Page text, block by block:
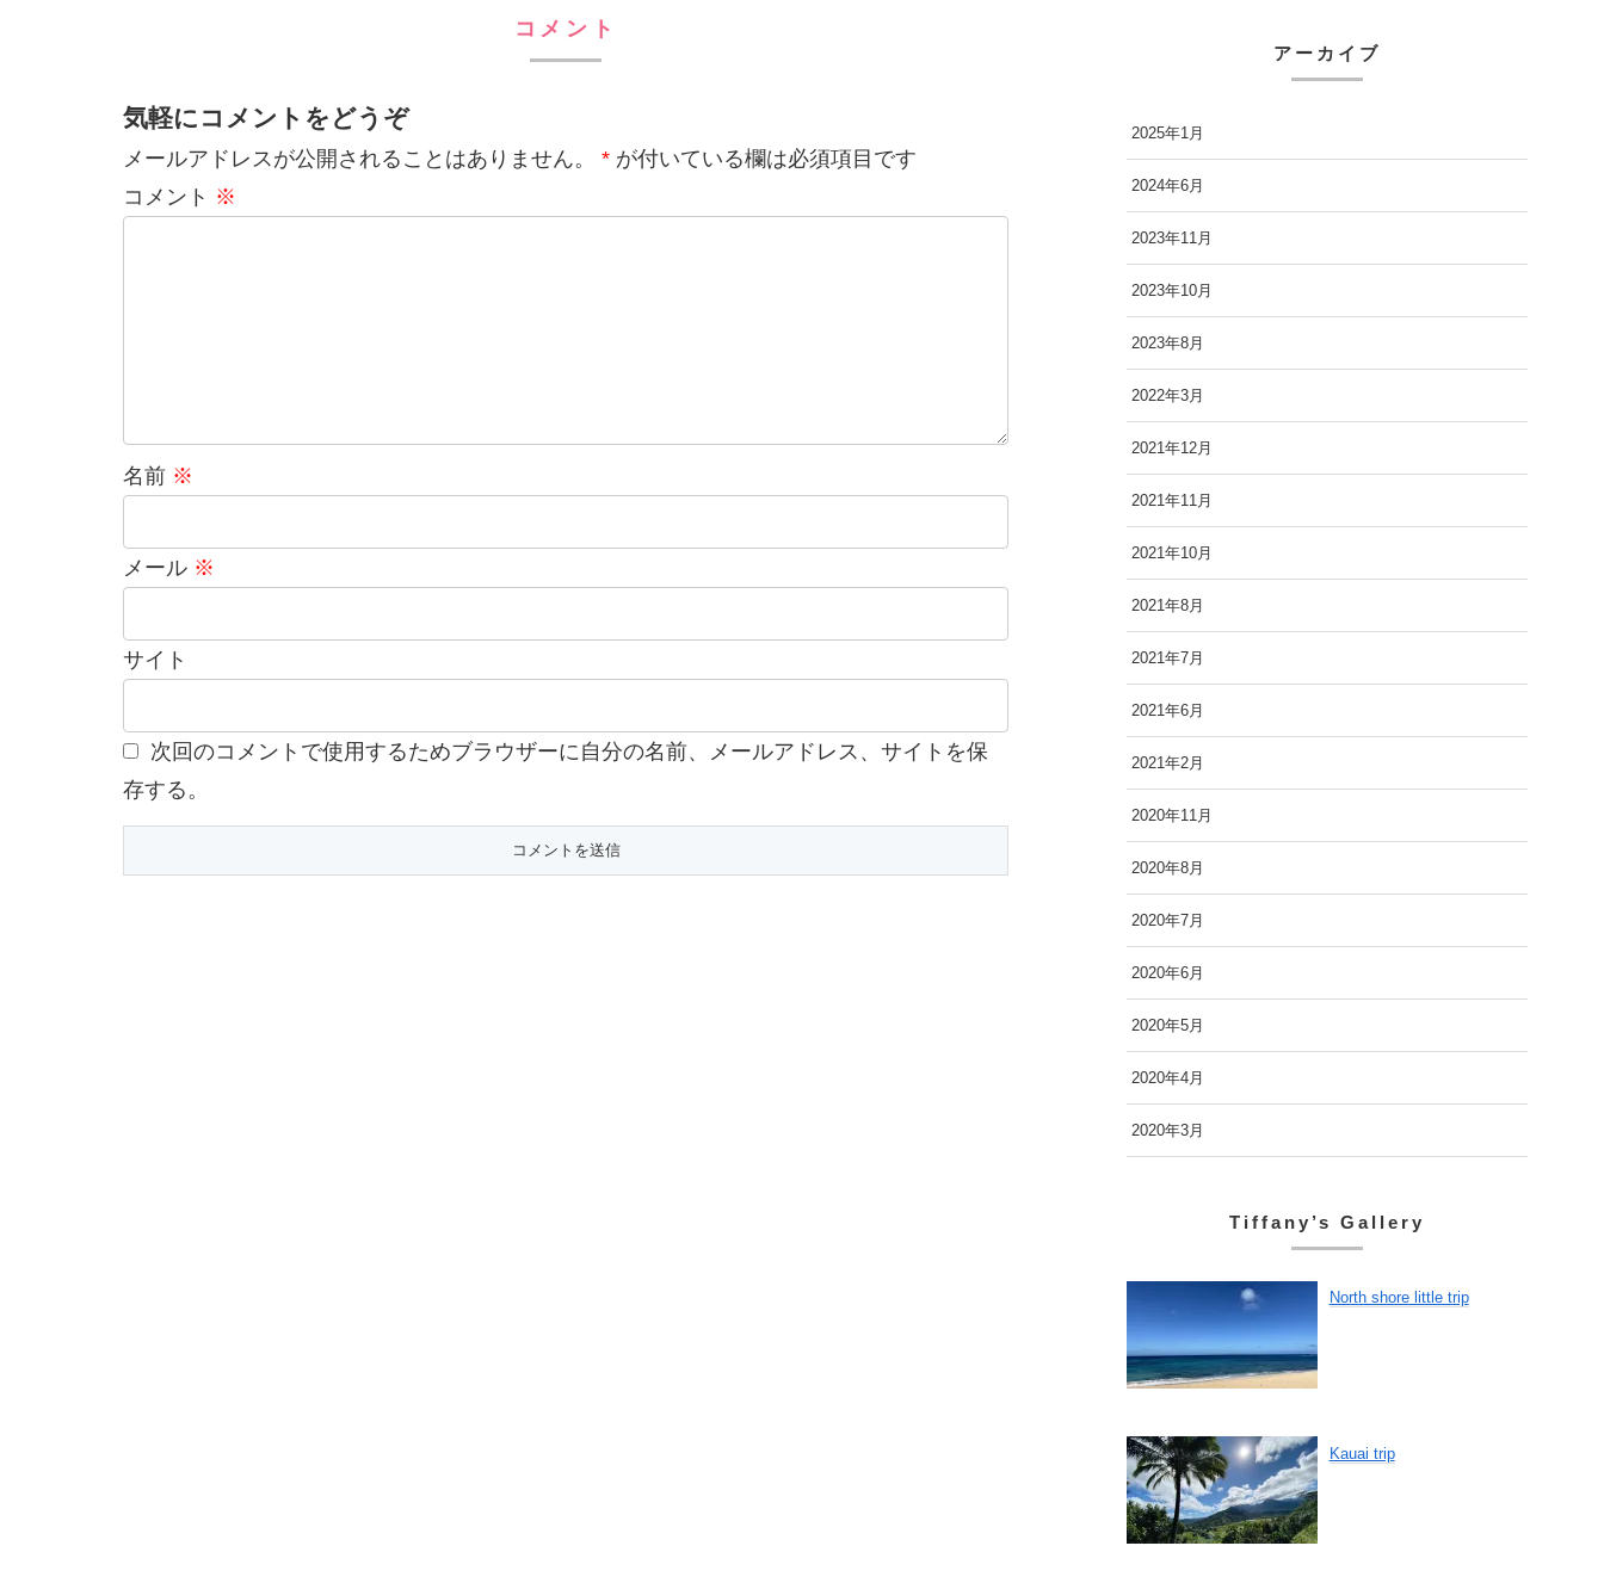
コメント
気軽にコメントをどうぞ
メールアドレスが公開されることはありません。 * が付いている欄は必須項目です
コメント ※
名前 ※
メール ※
サイト
次回のコメントで使用するためブラウザーに自分の名前、メールアドレス、サイトを保
存する。
アーカイブ
2025年1月
2024年6月
2023年11月
2023年10月
2023年8月
2022年3月
2021年12月
2021年11月
2021年10月
2021年8月
2021年7月
2021年6月
2021年2月
2020年11月
2020年8月
2020年7月
2020年6月
2020年5月
2020年4月
2020年3月
Tiffany’s Gallery
North shore little trip
Kauai trip